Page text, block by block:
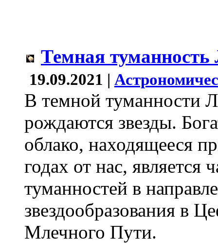
Темная туманность
19.09.2021 |
В темной туманности
рождаются звезды.
облако, находящееся
годах от нас, является
туманностей в
звездообразования в
Млечного Пути.